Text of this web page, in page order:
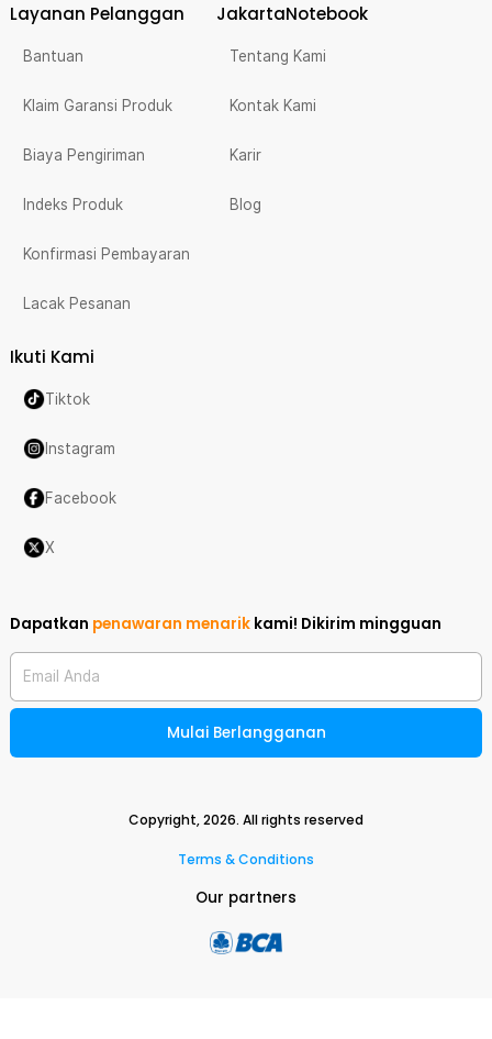
Layanan Pelanggan
Bantuan
Klaim Garansi Produk
Biaya Pengiriman
Indeks Produk
Konfirmasi Pembayaran
Lacak Pesanan
JakartaNotebook
Tentang Kami
Kontak Kami
Karir
Blog
Ikuti Kami
Tiktok
Instagram
Facebook
X
Dapatkan penawaran menarik kami! Dikirim mingguan
Email Anda
Mulai Berlangganan
Copyright,2026. All rights reserved
Terms & Conditions
Our partners